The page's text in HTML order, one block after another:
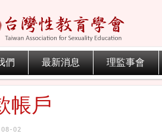
們 最新消息 理監事會
帳戶
02